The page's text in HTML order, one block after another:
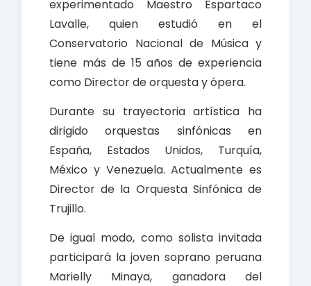
experimentado Maestro Espartaco
Lavalle, quien estudió en el
Conservatorio Nacional de Música y
tiene más de 15 años de experiencia
como Director de orquesta y ópera.
Durante su trayectoria artística ha
dirigido orquestas sinfónicas en
España, Estados Unidos, Turquía,
México y Venezuela. Actualmente es
Director de la Orquesta Sinfónica de
Trujillo.
De igual modo, como solista invitada
participará la joven soprano peruana
Marielly Minaya, ganadora del